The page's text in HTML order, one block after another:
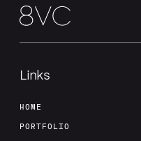
Links
HOME
PORTFOLIO